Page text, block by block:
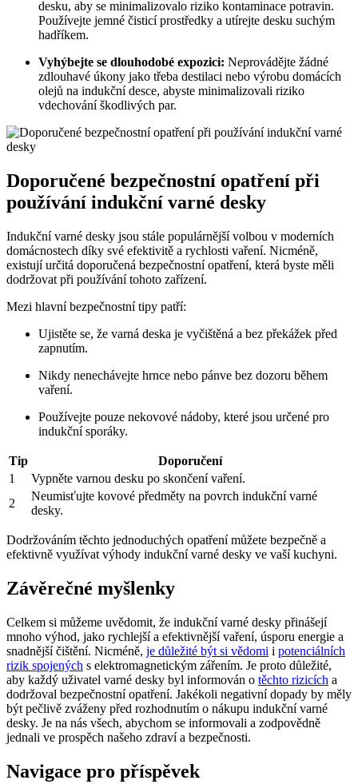
desku, aby se minimalizovalo riziko kontaminace potravin.
Používejte jemné čisticí prostředky a utírejte desku suchým
hadříkem.
Vyhýbejte se dlouhodobé expozici: Neprovádějte žádné
zdlouhavé úkony jako třeba destilaci nebo výrobu domácích
olejů na indukční desce, abyste minimalizovali riziko
vdechování škodlivých par.
Doporučené bezpečnostní opatření při
používání indukční varné desky
Indukční varné desky jsou stále populárnější volbou v moderních
domácnostech díky své efektivitě a rychlosti vaření. Nicméně,
existují určitá doporučená bezpečnostní opatření, která byste měli
dodržovat při používání tohoto zařízení.
Mezi hlavní bezpečnostní tipy patří:
Ujistěte se, že varná deska je vyčištěná a bez překážek před
zapnutím.
Nikdy nenechávejte hrnce nebo pánve bez dozoru během
vaření.
Používejte pouze nekovové nádoby, které jsou určené pro
indukční sporáky.
Tip
Doporučení
1
Vypněte varnou desku po skončení vaření.
2
Neumisťujte kovové předměty na povrch indukční varné
desky.
Dodržováním těchto jednoduchých opatření můžete bezpečně a
efektivně využívat výhody indukční varné desky ve vaší kuchyni.
Závěrečné myšlenky
Celkem si můžeme uvědomit, že indukční varné desky přinášejí
mnoho výhod, jako rychlejší a efektivnější vaření, úsporu energie a
snadnější čištění. Nicméně, je důležité být si vědomi i potenciálních
rizik spojených s elektromagnetickým zářením. Je proto důležité,
aby každý uživatel varné desky byl informován o těchto rizicích a
dodržoval bezpečnostní opatření. Jakékoli negativní dopady by měly
být pečlivě zváženy před rozhodnutím o nákupu indukční varné
desky. Je na nás všech, abychom se informovali a zodpovědně
jednali ve prospěch našeho zdraví a bezpečnosti.
Navigace pro příspěvek